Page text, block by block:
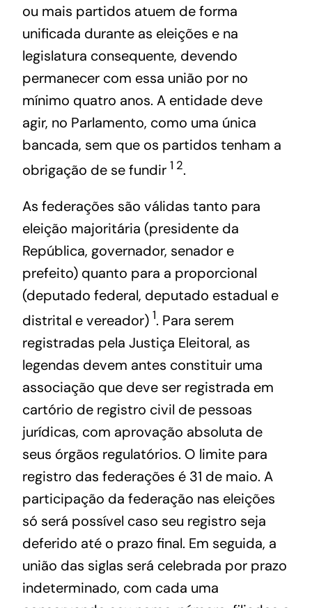
ou mais partidos atuem de forma
unificada durante as eleições e na
legislatura consequente, devendo
permanecer com essa união por no
mínimo quatro anos. A entidade deve
agir, no Parlamento, como uma única
bancada, sem que os partidos tenham a
obrigação de se fundir 1 2.
As federações são válidas tanto para
eleição majoritária (presidente da
República, governador, senador e
prefeito) quanto para a proporcional
(deputado federal, deputado estadual e
distrital e vereador) 1. Para serem
registradas pela Justiça Eleitoral, as
legendas devem antes constituir uma
associação que deve ser registrada em
cartório de registro civil de pessoas
jurídicas, com aprovação absoluta de
seus órgãos regulatórios. O limite para
registro das federações é 31 de maio. A
participação da federação nas eleições
só será possível caso seu registro seja
deferido até o prazo final. Em seguida, a
união das siglas será celebrada por prazo
indeterminado, com cada uma